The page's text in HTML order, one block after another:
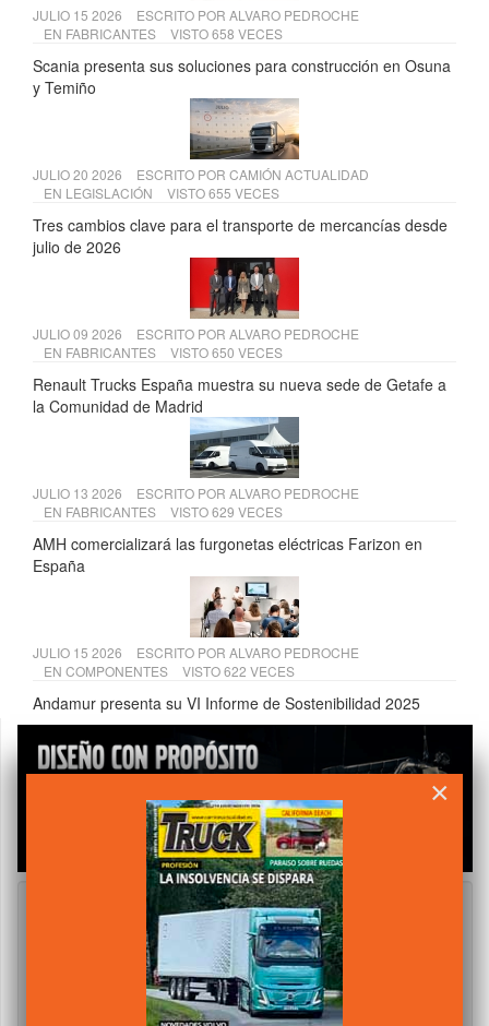
JULIO 15 2026 ESCRITO POR ALVARO PEDROCHE
EN FABRICANTES VISTO 658 VECES
Scania presenta sus soluciones para construcción en Osuna
y Temiño
JULIO 20 2026 ESCRITO POR CAMIÓN ACTUALIDAD
EN LEGISLACIÓN VISTO 655 VECES
Tres cambios clave para el transporte de mercancías desde
julio de 2026
JULIO 09 2026 ESCRITO POR ALVARO PEDROCHE
EN FABRICANTES VISTO 650 VECES
Renault Trucks España muestra su nueva sede de Getafe a
la Comunidad de Madrid
JULIO 13 2026 ESCRITO POR ALVARO PEDROCHE
EN FABRICANTES VISTO 629 VECES
AMH comercializará las furgonetas eléctricas Farizon en
España
JULIO 15 2026 ESCRITO POR ALVARO PEDROCHE
EN COMPONENTES VISTO 622 VECES
Andamur presenta su VI Informe de Sostenibilidad 2025
×